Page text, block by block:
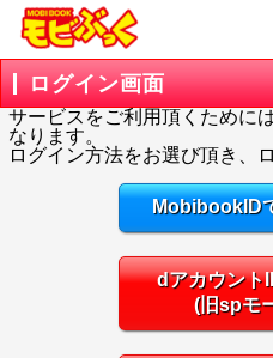
ログイン画面
サービスをご利用頂くために
なります。
ログイン方法をお選び頂き、
MobibookID
dアカウント
(旧spモ